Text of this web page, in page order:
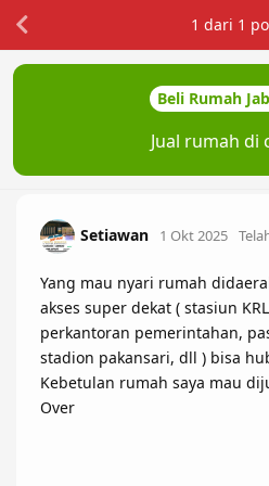
Beli Rumah
Jual rumah di
1 dari 1
Setiawan 1 Okt 2025
Yang mau nyari rumah
akses super dekat ( stasiun
perkantoran pemerintahan,
stadion pakansari, dll ) bisa
Kebetulan rumah saya mau
Over